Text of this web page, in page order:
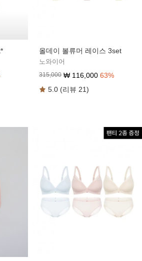
올데이 볼류머 레이스 3set
노와이어
315,000 ₩ 116,000 63%
5.0 (리뷰 21)